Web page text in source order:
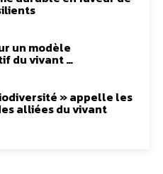
un modèle
du vivant …
» appelle les
alliées du vivant